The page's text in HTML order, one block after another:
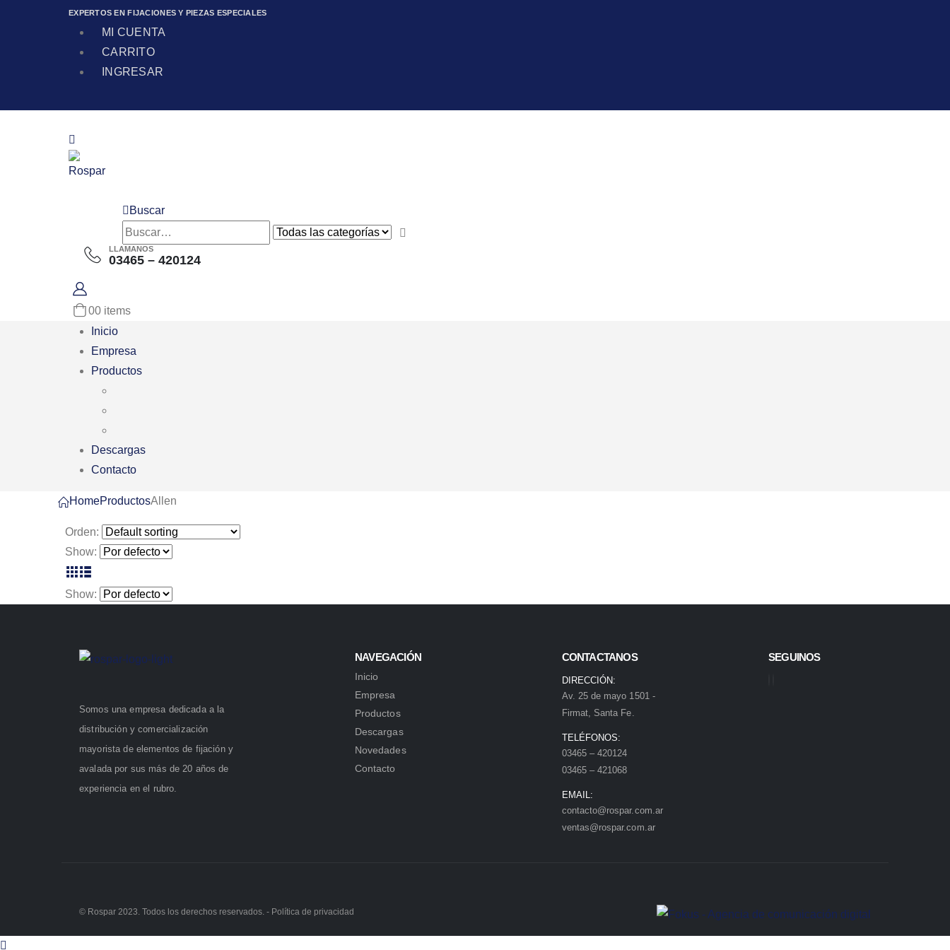
EXPERTOS EN FIJACIONES Y PIEZAS ESPECIALES
MI CUENTA
CARRITO
INGRESAR
Buscar
LLAMANOS
03465 – 420124
00 items
Inicio
Empresa
Productos
Descargas
Contacto
HomeProductosAllen
Orden:
Show:
Show:
Somos una empresa dedicada a la
distribución y comercialización
mayorista de elementos de fijación y
avalada por sus más de 20 años de
experiencia en el rubro.
NAVEGACIÓN
Inicio
Empresa
Productos
Descargas
Novedades
Contacto
CONTACTANOS
DIRECCIÓN:
Av. 25 de mayo 1501 -
Firmat, Santa Fe.
TELÉFONOS:
03465 – 420124
03465 – 421068
EMAIL:
contacto@rospar.com.ar
ventas@rospar.com.ar
SEGUINOS
© Rospar 2023. Todos los derechos reservados. - Política de privacidad